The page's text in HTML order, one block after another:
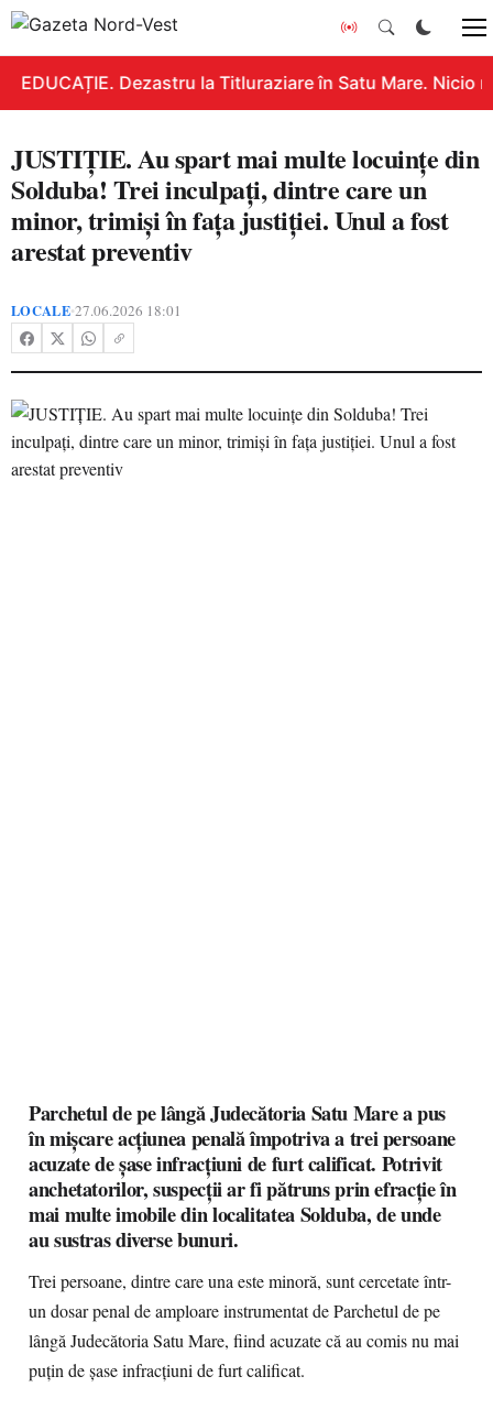
EDUCAȚIE. Dezastru la Titluraziare în Satu Mare. Nicio
JUSTIȚIE. Au spart mai multe locuințe din
Solduba! Trei inculpați, dintre care un
minor, trimiși în fața justiției. Unul a fost
arestat preventiv
LOCALE•27.06.2026 18:01
Parchetul de pe lângă Judecătoria Satu Mare a pus
în mișcare acțiunea penală împotriva a trei persoane
acuzate de șase infracțiuni de furt calificat. Potrivit
anchetatorilor, suspecții ar fi pătruns prin efracție în
mai multe imobile din localitatea Solduba, de unde
au sustras diverse bunuri.
Trei persoane, dintre care una este minoră, sunt cercetate într-
un dosar penal de amploare instrumentat de Parchetul de pe
lângă Judecătoria Satu Mare, fiind acuzate că au comis nu mai
puțin de șase infracțiuni de furt calificat.